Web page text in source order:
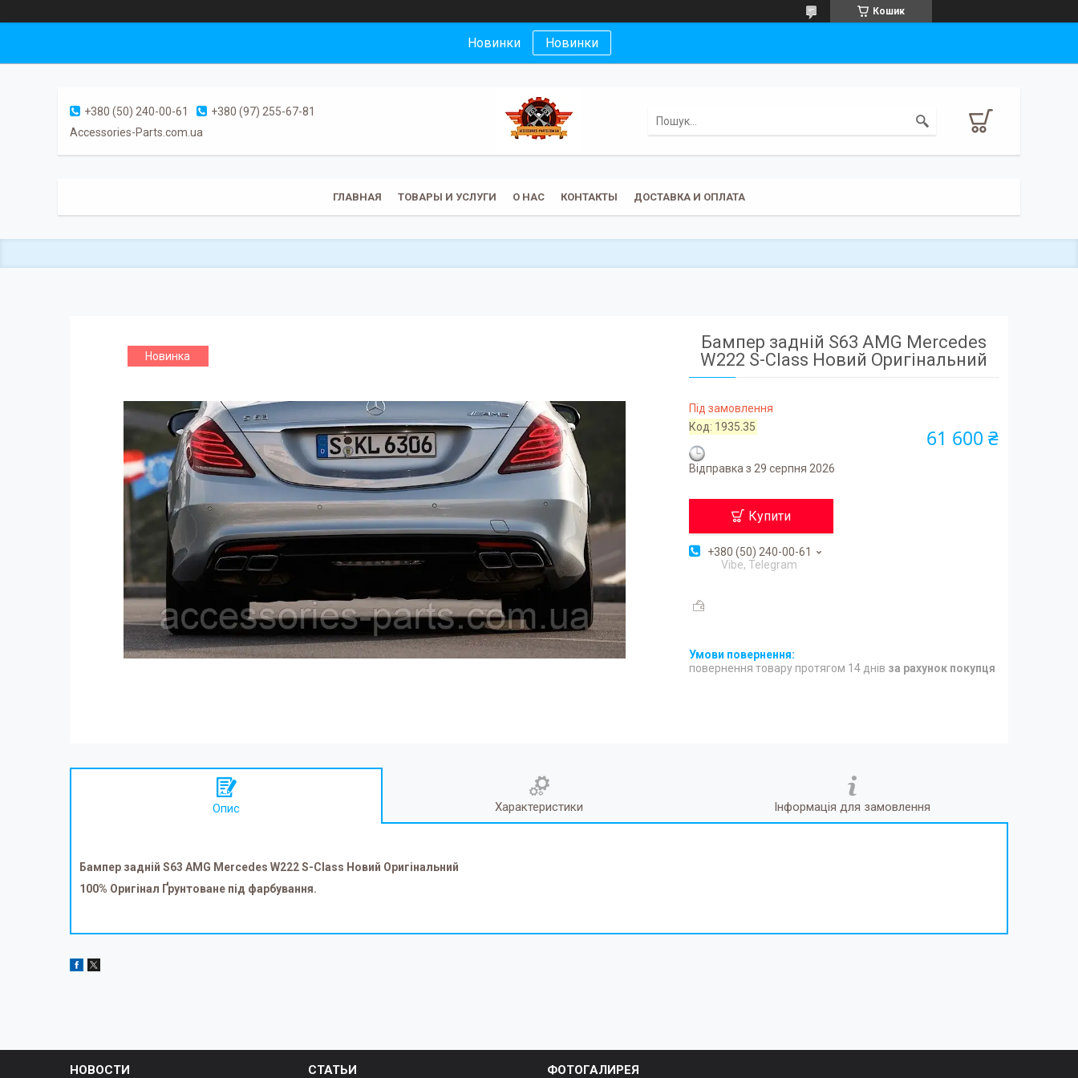
Кошик
Новинки Новинки
+380 (50) 240-00-61
+380 (97) 255-67-81
Accessories-Parts.com.ua
ГЛАВНАЯ ТОВАРЫ И УСЛУГИ О НАС КОНТАКТЫ ДОСТАВКА И ОПЛАТА
Новинка
Бампер задній S63 AMG Mercedes
W222 S-Class Новий Оригінальний
Під замовлення
Код: 1935.35
Відправка з 29 серпня 2026
61 600 ₴
Купити
+380 (50) 240-00-61
Vibe, Telegram
повернення товару протягом 14 днів за рахунок покупця
Опис Характеристики Інформація для замовлення
Бампер задній S63 AMG Mercedes W222 S-Class Новий Оригінальний
100% Оригінал Ґрунтоване під фарбування.
НОВОСТИ СТАТЬИ ФОТОГАЛИРЕЯ